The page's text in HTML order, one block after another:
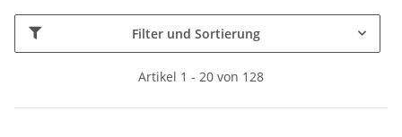
Filter und Sortierung
Artikel 1 - 20 von 128